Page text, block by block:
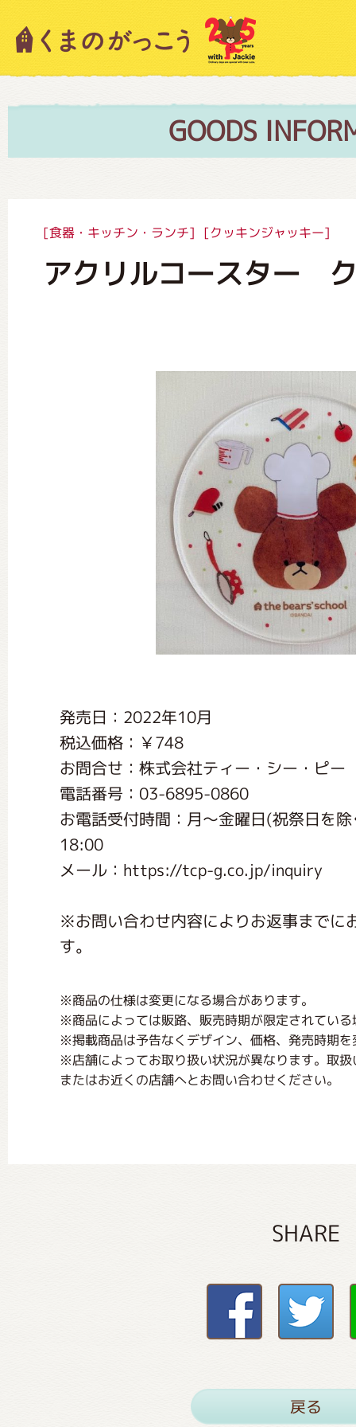
GOODS
[食器・キッチン・ランチ] [クッキンジャッキー]
アクリルコースター
発売日：2022年10月
税込価格：￥748
お問合せ：株式会社ティー・シー・ピー
電話番号：03-6895-0860
お電話受付時間：月〜金曜日(祝祭日を
18:00
メール：https://tcp-g.co.jp/inquiry
※お問い合わせ内容によりお返事までに
す。
※商品の仕様は変更になる場合があります。
※商品によっては販路、販売時期が限定されてい
※掲載商品は予告なくデザイン、価格、発売時期
※店舗によってお取り扱い状況が異なります。取
またはお近くの店舗へとお問い合わせください。
SHARE
戻る
キャラクター紹介
絵本・作家紹介
グッズインフォメーション
ミュージカル・コンサート
おたのしみコンテンツ(クイズ・
チア ジャッキーズ！
くまのがっこう しょくいんしつ
くまのがっこう 家庭科部